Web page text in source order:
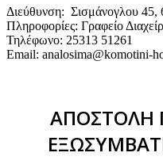
Διεύθυνση: Σισμάνογλου
Πληροφορίες: Γραφείο
Τηλέφωνο: 25313 51261
Email: analosima@komotini-
ΑΠΟΣΤΟΛΗ